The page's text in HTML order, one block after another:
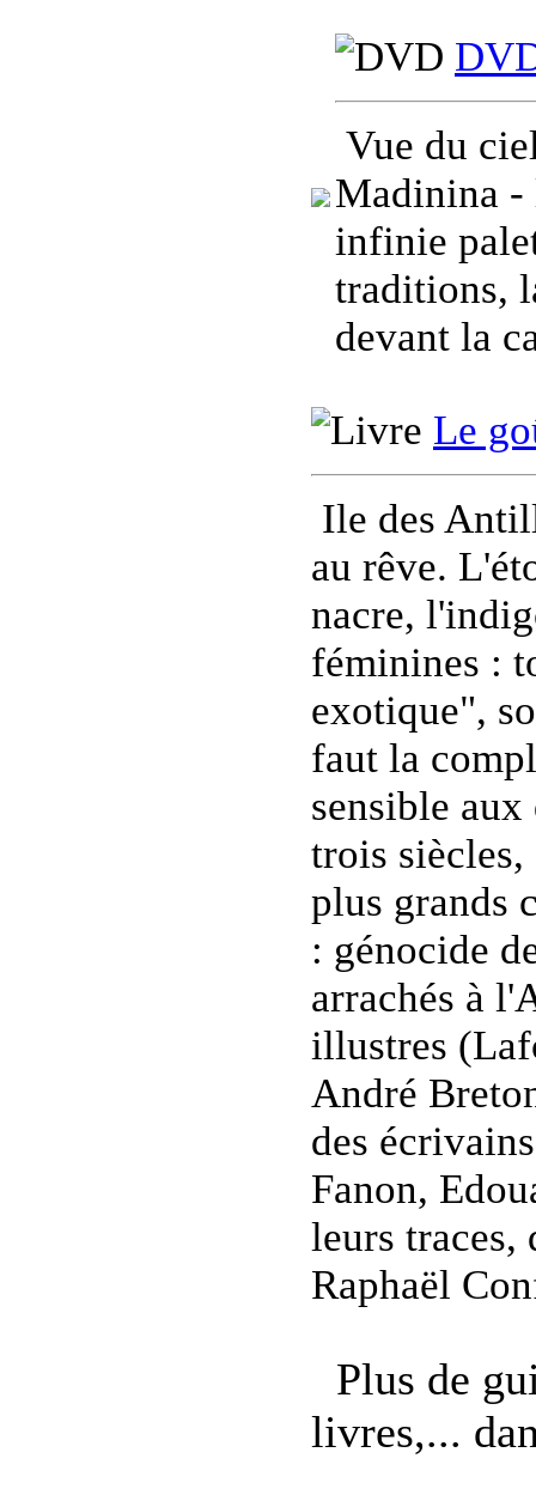
Vue du
Madinina -
infinie
traditions,
devant la
Le
Ile des
au rêve.
nacre,
féminines :
exotique",
faut la
sensible
trois siècles,
plus grands
: génocide
arrachés à
illustres
André
des
Fanon,
leurs traces,
Raphaël
Plus de
livres,...